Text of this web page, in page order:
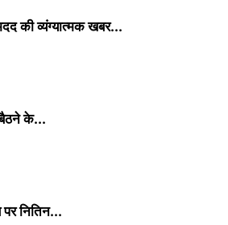
की व्यंग्यात्मक खबर...
के...
नितिन...